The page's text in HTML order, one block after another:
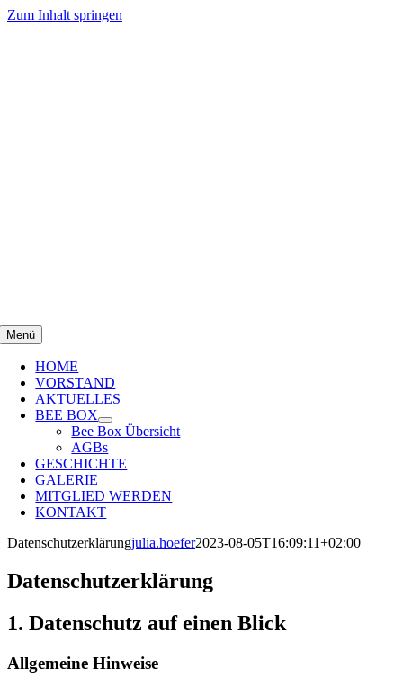
Zum Inhalt springen
Menü
HOME
VORSTAND
AKTUELLES
BEE BOX
Bee Box Übersicht
AGBs
GESCHICHTE
GALERIE
MITGLIED WERDEN
KONTAKT
Datenschutzerklärungjulia.hoefer2023-08-05T16:09:11+02:00
Datenschutz­erklärung
1. Datenschutz auf einen Blick
Allgemeine Hinweise